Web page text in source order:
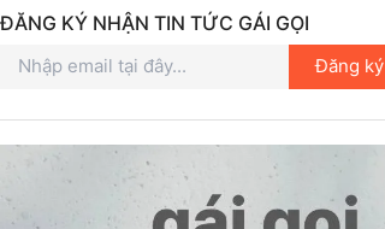
ĐĂNG KÝ NHẬN TIN TỨC GÁI GỌI
Đăng ký